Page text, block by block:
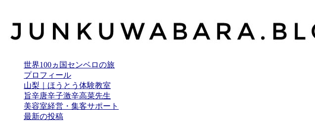
世界100ヵ国センベロの旅
プロフィール
山梨｜ほうとう体験教室
旨辛唐辛子激辛高菜先生
美容室経営・集客サポート
最新の投稿